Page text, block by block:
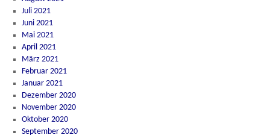
Juli 2021
Juni 2021
Mai 2021
April 2021
März 2021
Februar 2021
Januar 2021
Dezember 2020
November 2020
Oktober 2020
September 2020